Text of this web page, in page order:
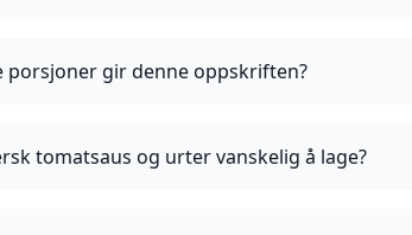
porsjoner gir denne oppskriften?
tomatsaus og urter vanskelig å lage?